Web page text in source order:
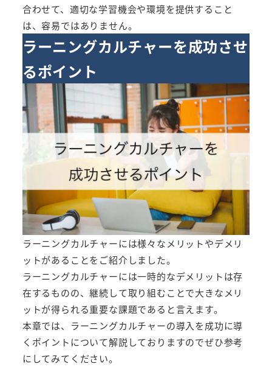
合わせて、適切な学習機会や環境を提供すること
は、容易ではありません。
ラーニングカルチャーを成功させ
るポイント
ラーニングカルチャーには様々なメリットやデメリ
ットがあることをご紹介しました。
ラーニングカルチャーには一時的なデメリットは存
在するものの、継続して取り組むことで大きなメリ
ットが得られる重要な課題であると言えます。
本章では、ラーニングカルチャーの導入を成功に導
くポイントについて解説しておりますのでぜひ参考
にしてみてください。